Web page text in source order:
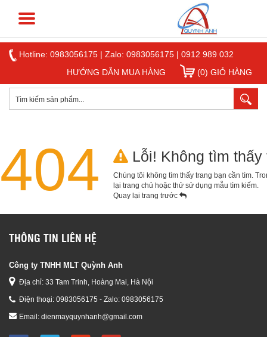
Hotline: 0983056175 | Zalo: 0983056175 | 0912 989 032
HƯỚNG DẪN MUA HÀNG
(0) GIỎ HÀNG
404 Lỗi! Không tìm thấy
Chúng tôi không tìm thấy trang bạn cần tìm.
lại trang chủ hoặc thử sử dụng mẫu tìm kiếm.
Quay lại trang trước
THÔNG TIN LIÊN HỆ
Công ty TNHH MLT Quỳnh Anh
Địa chỉ: 33 Tam Trinh, Hoàng Mai, Hà Nội
Điện thoại: 0983056175 - Zalo: 0983056175
Email: dienmayquynhanh@gmail.com